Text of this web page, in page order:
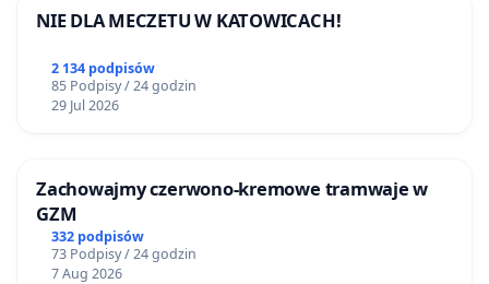
NIE DLA MECZETU W KATOWICACH!
2 134 podpisów
85 Podpisy / 24 godzin
29 Jul 2026
Zachowajmy czerwono-kremowe tramwaje w
GZM
332 podpisów
73 Podpisy / 24 godzin
7 Aug 2026